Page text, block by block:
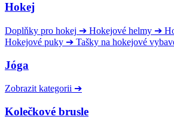
Hokej
Doplňky pro hokej ➔ Hokejové helmy ➔
Hokejové puky ➔ Tašky na hokejové
Jóga
Zobrazit kategorii ➔
Kolečkové brusle